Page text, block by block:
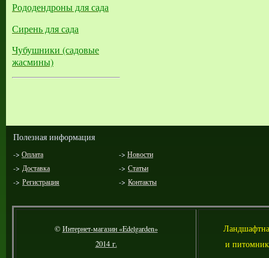
Рододендроны для сада
Сирень для сада
Чубушники (садовые
жасмины)
Полезная информация
-> Оплата -> Новости
-> Доставка -> Статьи
-> Регистрация -> Контакты
©Интернет-магазин «Edelgarden»
2014 г.
Л
и питомник